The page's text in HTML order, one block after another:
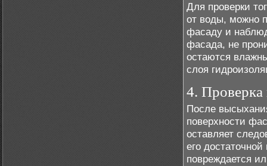
Для проверки
от воды, можно
фасаду и
фасада, не
остаются
слоя
4. Проверка
После
поверхности
оставляет
его
повреждается